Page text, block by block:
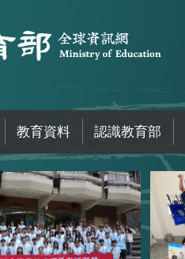
教育資料 認識教育部